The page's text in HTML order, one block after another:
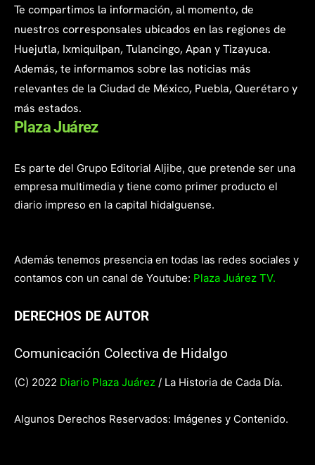
Te compartimos la información, al momento, de
nuestros corresponsales ubicados en las regiones de
Huejutla, Ixmiquilpan, Tulancingo, Apan y Tizayuca.
Además, te informamos sobre las noticias más
relevantes de la Ciudad de México, Puebla, Querétaro y
más estados.
Plaza Juárez
Es parte del Grupo Editorial Aljibe, que pretende ser una
empresa multimedia y tiene como primer producto el
diario impreso en la capital hidalguense.
Además tenemos presencia en todas las redes sociales y
contamos con un canal de Youtube: Plaza Juárez TV.
DERECHOS DE AUTOR
Comunicación Colectiva de Hidalgo
(C) 2022 Diario Plaza Juárez / La Historia de Cada Día.
Algunos Derechos Reservados: Imágenes y Contenido.